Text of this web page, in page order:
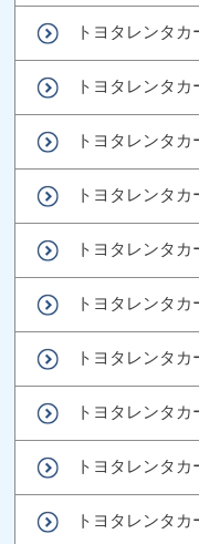
トヨタレンタ
トヨタレンタ
トヨタレンタ
トヨタレンタ
トヨタレンタ
トヨタレンタ
トヨタレンタ
トヨタレンタ
トヨタレンタ
トヨタレンタ